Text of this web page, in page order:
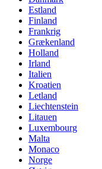
Estland
Finland
Frankrig
Grækenland
Holland
Irland
Italien
Kroatien
Letland
Liechtenstein
Litauen
Luxembourg
Malta
Monaco
Norge